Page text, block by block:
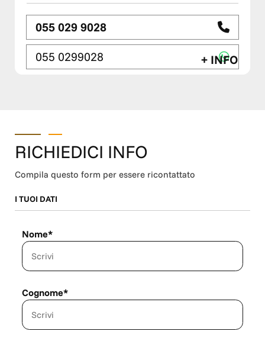
055 029 9028
055 0299028
+ INFO
RICHIEDICI INFO
Compila questo form per essere ricontattato
I TUOI DATI
Nome*
Cognome*